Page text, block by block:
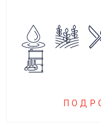
колебаний